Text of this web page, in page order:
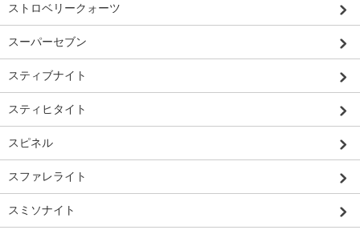
ストロベリークォーツ
スーパーセブン
スティブナイト
スティヒタイト
スピネル
スファレライト
スミソナイト